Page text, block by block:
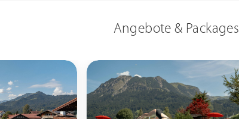
Angebote & Packages